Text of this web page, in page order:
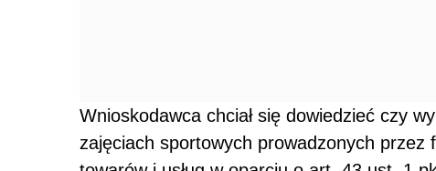
Wnioskodawca chciał się dowiedzieć czy
zajęciach sportowych prowadzonych przez